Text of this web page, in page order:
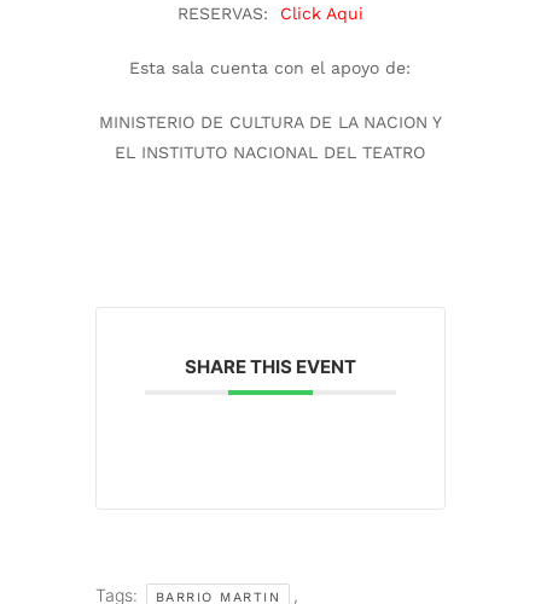
RESERVAS: Click Aqui
Esta sala cuenta con el apoyo de:
MINISTERIO DE CULTURA DE LA NACION Y
EL INSTITUTO NACIONAL DEL TEATRO
SHARE THIS EVENT
Tags: BARRIO MARTIN ,